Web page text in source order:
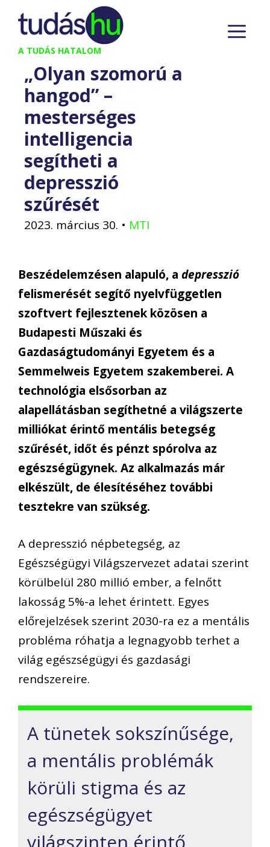
Kilépés
tartalomba
A TUDÁS HATALOM
„Olyan szomorú a
hangod” –
mesterséges
intelligencia
segítheti a
depresszió
szűrését
2023. március 30. • MTI
Beszédelemzésen alapuló, a depresszió
felismerését segítő nyelvfüggetlen
szoftvert fejlesztenek közösen a
Budapesti Műszaki és
Gazdaságtudományi Egyetem és a
Semmelweis Egyetem szakemberei. A
technológia elsősorban az
alapellátásban segíthetné a világszerte
milliókat érintő mentális betegség
szűrését, időt és pénzt spórolva az
egészségügynek. Az alkalmazás már
elkészült, de élesítéséhez további
tesztekre van szükség.
A depresszió népbetegség, az
Egészségügyi Világszervezet adatai szerint
körülbelül 280 millió ember, a felnőtt
lakosság 5%-a lehet érintett. Egyes
előrejelzések szerint 2030-ra ez a mentális
probléma róhatja a legnagyobb terhet a
világ egészségügyi és gazdasági
rendszereire.
A tünetek sokszínűsége,
a mentális problémák
körüli stigma és az
egészségügyet
világszinten érintő